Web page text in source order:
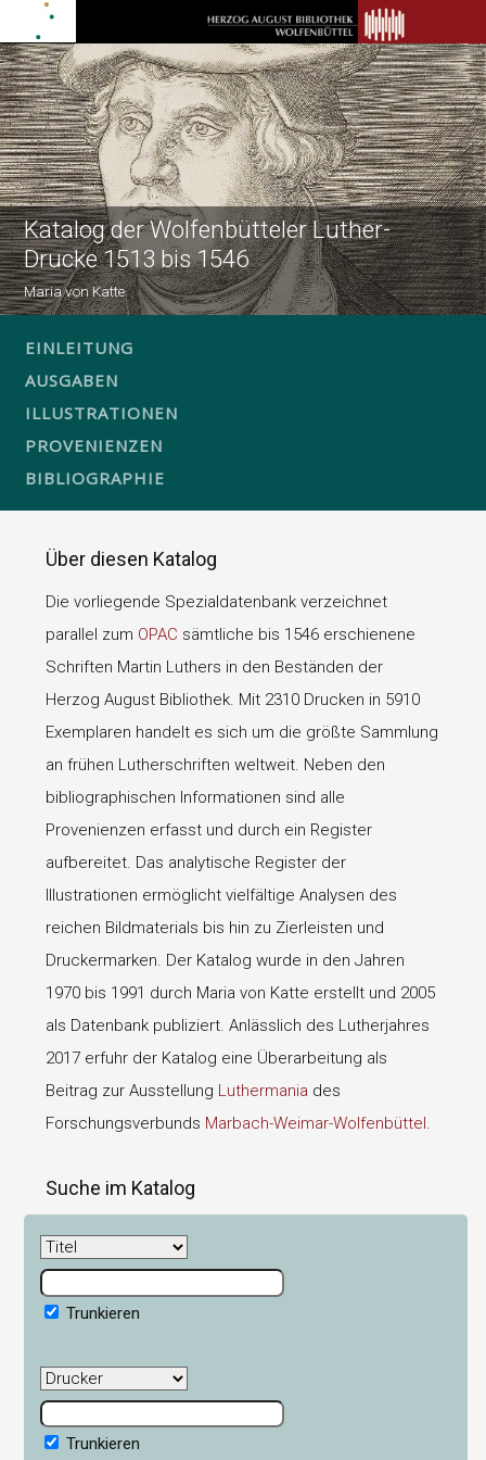
Katalog der Wolfenbütteler Luther-
Drucke 1513 bis 1546
Maria von Katte
EINLEITUNG
AUSGABEN
ILLUSTRATIONEN
PROVENIENZEN
BIBLIOGRAPHIE
Über diesen Katalog
Die vorliegende Spezialdatenbank verzeichnet
parallel zum OPAC sämtliche bis 1546 erschienene
Schriften Martin Luthers in den Beständen der
Herzog August Bibliothek. Mit 2310 Drucken in 5910
Exemplaren handelt es sich um die größte Sammlung
an frühen Lutherschriften weltweit. Neben den
bibliographischen Informationen sind alle
Provenienzen erfasst und durch ein Register
aufbereitet. Das analytische Register der
Illustrationen ermöglicht vielfältige Analysen des
reichen Bildmaterials bis hin zu Zierleisten und
Druckermarken. Der Katalog wurde in den Jahren
1970 bis 1991 durch Maria von Katte erstellt und 2005
als Datenbank publiziert. Anlässlich des Lutherjahres
2017 erfuhr der Katalog eine Überarbeitung als
Beitrag zur Ausstellung Luthermania des
Forschungsverbunds Marbach-Weimar-Wolfenbüttel.
Suche im Katalog
Trunkieren
Trunkieren